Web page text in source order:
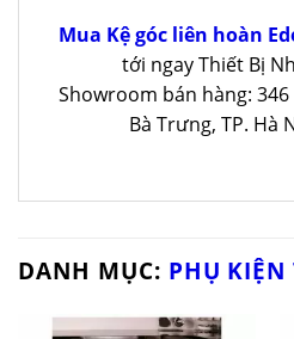
Mua Kệ góc liên hoàn
tới ngay Thiết Bị
Showroom bán hàng:
Bà Trưng, TP. Hà
DANH MỤC: PHỤ KIỆN